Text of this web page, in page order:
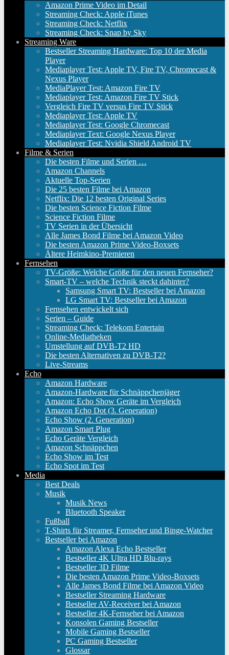
Amazon Prime Video im Detail
Streaming Check: Apple iTunes
Streaming Check: Netflix
Streaming Check: Snap by Sky
Streaming Ware
Bestseller Streaming Hardware: Top 10 der Media
Player
Mediaplayer Test: Apple TV, Fire TV, Chromecast &
Nexus Player
MediaPlayer Test: Amazon Fire TV
Mediaplayer Test: Amazon Fire TV Stick
Vergleich Fire TV versus Fire TV Stick
Mediaplayer Test: Apple TV
Mediaplayer Test: Google Chromecast
Mediaplayer Text: Google Nexus Player
Mediaplayer Test: Nvidia Shield Android TV
Filme & Serien
Die besten Filme und Serien …
Amazon Channels
Aktuelle Top-Serien
Die 25 besten Filme bei Amazon
Netflix: Die 12 besten Original Series
Die besten Science Fiction Filme
Science Fiction Filme
TV Serien in der Übersicht
Alle James Bond Filme bei Amazon Video
Die besten Amazon Prime Video-Boxsets
Ältere Heimkino-Premieren
Fernsehen
TV-Größe: Welche Größe für den neuen Fernseher?
Smart-TV – welche Technik steckt dahinter?
Samsung Smart TV: Bestseller bei Amazon
LG Smart TV: Bestseller bei Amazon
Fernsehen entwickelt sich
Serien – Guide
Streaming Check: Telekom Entertain
Online-Mediatheken
Umstellung auf DVB-T2 HD
Die besten Alternativen zu DVB-T2?
Live-Streams
Echo
Amazon Hardware
Amazon-Hardware für Schnäppchenjäger
Amazon: Echo Show Geräte im Vergleich
Amazon Echo Dot (3. Generation)
Echo Show (2. Generation)
Amazon Smart Plug
Echo Geräte Vergleich
Amazon Schnäppchen
Echo Show im Test
Echo Spot im Test
Media
Best Deals
Musik
Musik News
Bluetooth Speaker
Fußball
T-Shirts für Streamer, Fernseher und Binge-Watcher
Bestseller bei Amazon
Amazon Alexa Echo Bestseller
Bestseller 4K Ultra HD Blu-rays
Bestseller 3D Filme
Die besten Amazon Prime Video-Boxsets
Alle James Bond Filme bei Amazon Video
Bestseller Streaming Hardware
Bestseller AV-Receiver bei Amazon
Bestseller 4K-Fernseher bei Amazon
Konsolen Gaming Bestseller
Mobile Gaming Bestseller
PC Gaming Bestseller
Glossar